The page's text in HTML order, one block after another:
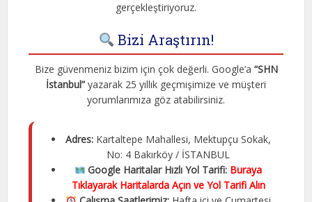
gerçekleştiriyoruz.
Bizi Araştırın!
Bize güvenmeniz bizim için çok değerli. Google’a “SHN
İstanbul” yazarak 25 yıllık geçmişimize ve müşteri
yorumlarımıza göz atabilirsiniz.
Adres: Kartaltepe Mahallesi, Mektupçu Sokak,
No: 4 Bakırköy / İSTANBUL
Google Haritalar Hızlı Yol Tarifi: Buraya
Tıklayarak Haritalarda Açın ve Yol Tarifi Alın